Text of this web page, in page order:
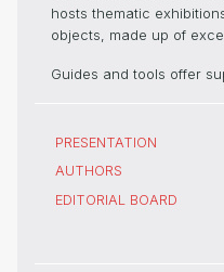
hosts thematic
objects, made up of
Guides and tools offer
PRESENTATION
AUTHORS
EDITORIAL BOARD